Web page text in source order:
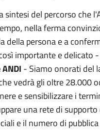
sintesi del percorso che
nella ferma
della persona e a
importante e delicato -
- Siamo onorati del
vedrà gli oltre 28.000
e sensibilizzare i
una rete di supporto
e il numero di